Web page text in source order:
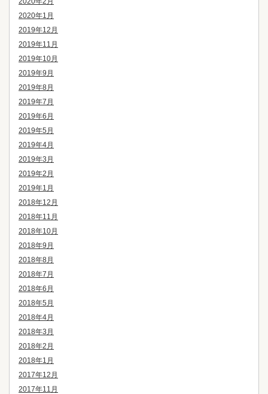
2020年1月
2019年12月
2019年11月
2019年10月
2019年9月
2019年8月
2019年7月
2019年6月
2019年5月
2019年4月
2019年3月
2019年2月
2019年1月
2018年12月
2018年11月
2018年10月
2018年9月
2018年8月
2018年7月
2018年6月
2018年5月
2018年4月
2018年3月
2018年2月
2018年1月
2017年12月
2017年11月